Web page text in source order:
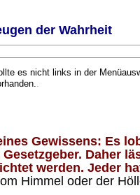
der Wahrheit
es nicht links in der
.
Gewissens: Es
Daher
werden. Jeder
Himmel oder der